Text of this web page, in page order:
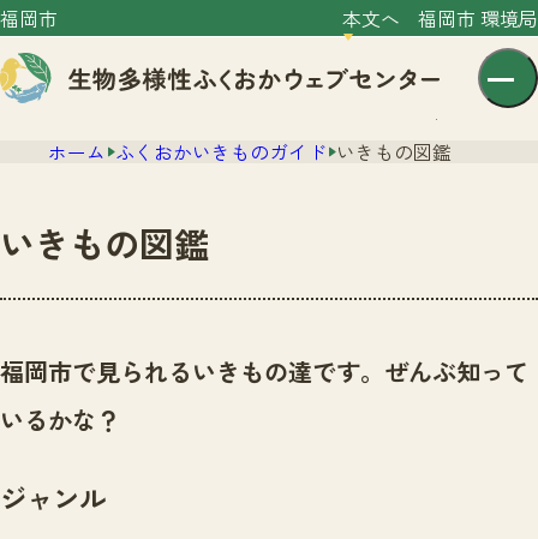
福岡市 本文へ 福岡市 環境局
センター紹介
センター紹介TOP
サイトポリシー
ニュース
いきものガイド
イベント
ホーム ふくおかいきものガイド いきもの図鑑
いきもの図鑑
福岡市で見られるいきもの達です。ぜんぶ知って
いるかな？
ジャンル